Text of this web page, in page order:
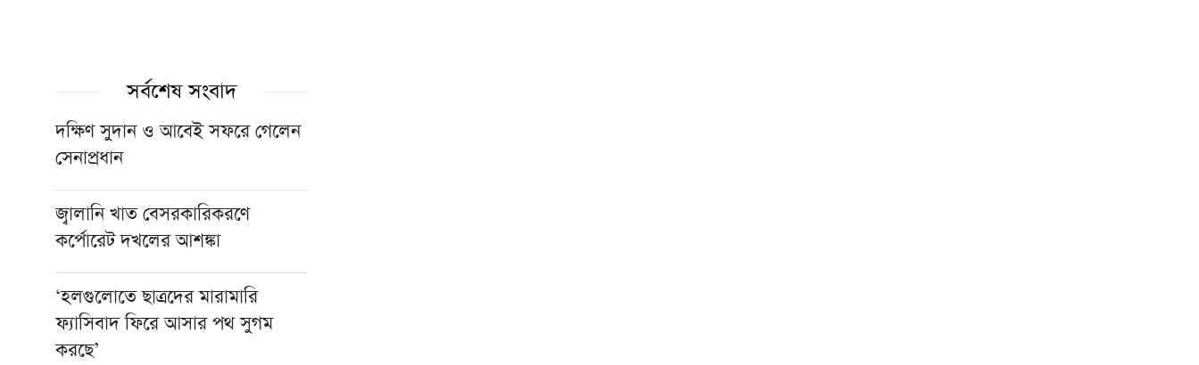
সর্বশেষ সংবাদ
দক্ষিণ সুদান ও আবেই সফরে গেলেন
সেনাপ্রধান
জ্বালানি খাত বেসরকারিকরণে
কর্পোরেট দখলের আশঙ্কা
‘হলগুলোতে ছাত্রদের মারামারি
ফ্যাসিবাদ ফিরে আসার পথ সুগম
করছে’